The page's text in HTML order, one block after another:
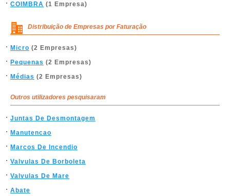
COIMBRA (1 Empresa)
Distribuição de Empresas por Faturação
Micro (2 Empresas)
Pequenas (2 Empresas)
Médias (2 Empresas)
Outros utilizadores pesquisaram
Juntas De Desmontagem
Manutencao
Marcos De Incendio
Valvulas De Borboleta
Valvulas De Mare
Abate